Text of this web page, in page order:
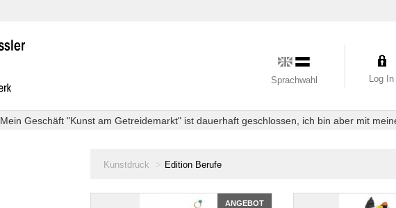
Sprachwahl Log In
Mein Geschäft "Kunst am Getreidemarkt" ist dauerhaft geschlossen, ich bin aber mit
Sie
Kunstdruck Edition Berufe
ANGEBOT